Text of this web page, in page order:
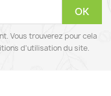
Vous trouverez pour cela
d'utilisation du site.